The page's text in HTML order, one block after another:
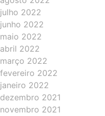
julho 2022
junho 2022
maio 2022
abril 2022
março 2022
fevereiro 2022
janeiro 2022
dezembro 2021
novembro 2021